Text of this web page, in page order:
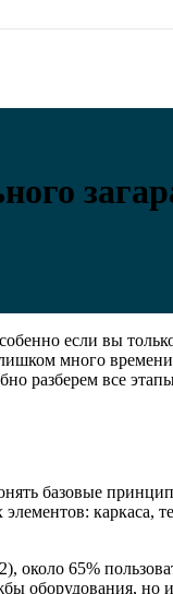
если вы
много
разберем все
базовые
около 65%
оборудования,